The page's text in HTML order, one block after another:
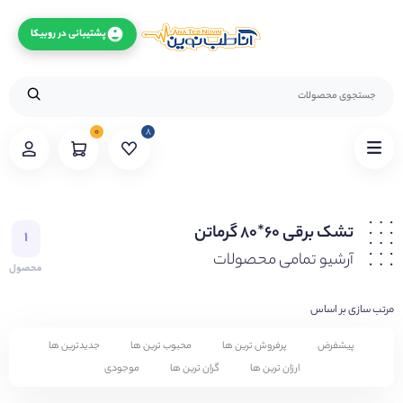
۰ ۸
تشک برقی ۶۰*۸۰ گرماتن
آرشیو تمامی محصولات
۱
محصول
مرتب سازی بر اساس
پیشفرض پرفروش ترین ها محبوب ترین ها
جدیدترین ها
ارزان ترین ها
گران ترین ها موجودی
پشتیبانی در روبیکا